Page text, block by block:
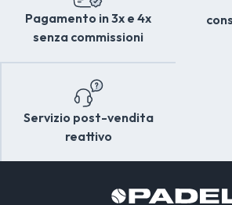
Pagamento in 3x e 4x
senza commissioni
Servizio post-vendita
reattivo